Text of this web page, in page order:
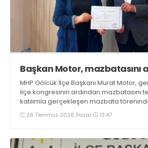
Başkan Motor, mazbatasını
MHP Gölcük İlçe Başkanı Murat Motor,
ilçe kongresinin ardından mazbatasını
katılımla gerçekleşen mazbata
İlçe Yönetim Kurulu üyeleri de eksiksiz
bulundu
26 Temmuz 2026 Pazar 13:47